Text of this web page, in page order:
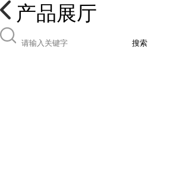
产品展厅
搜索